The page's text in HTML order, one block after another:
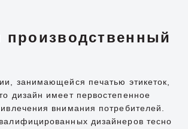
производственный
занимающейся печатью этикеток,
дизайн имеет первостепенное
внимания потребителей.
дизайнеров тесно